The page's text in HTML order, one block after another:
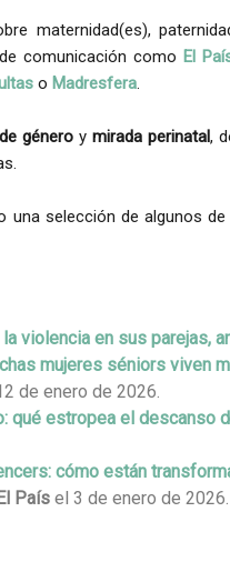
maternidad(es),
comunicación como El
o Madresfera.
géneroy mirada perinatal,
una selección de algunos de
la violencia en sus parejas,
mujeres séniors viven
de enero de 2026.
qué estropea el descanso
cómo están
País el 3 de enero de 2026.